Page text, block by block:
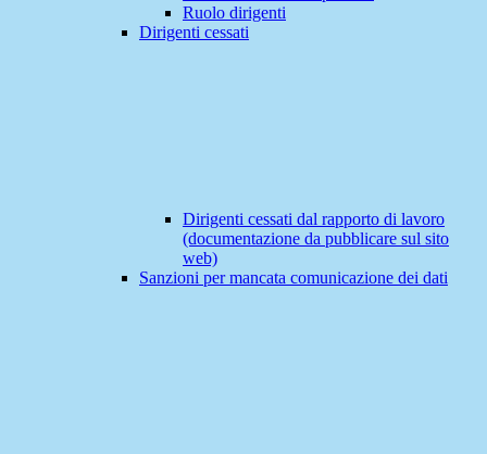
Ruolo dirigenti
Dirigenti cessati
Dirigenti cessati dal rapporto di lavoro
(documentazione da pubblicare sul sito
web)
Sanzioni per mancata comunicazione dei dati